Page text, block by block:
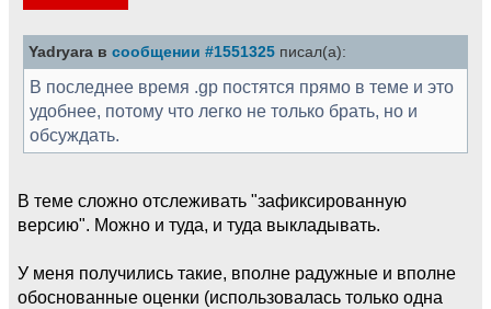
Yadryara в сообщении #1551325 писал(а):
В последнее время .gp постятся прямо в теме и это
удобнее, потому что легко не только брать, но и
обсуждать.
В теме сложно отслеживать "зафиксированную
версию". Можно и туда, и туда выкладывать.
У меня получились такие, вполне радужные и вполне
обоснованные оценки (использовалась только одна